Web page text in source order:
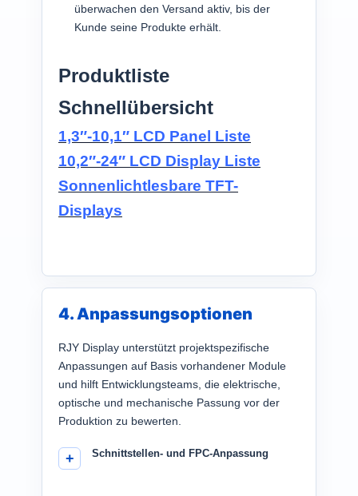
überwachen den Versand aktiv, bis der
Kunde seine Produkte erhält.
Produktliste
Schnellübersicht
1,3″-10,1″ LCD Panel Liste
10,2″-24″ LCD Display Liste
Sonnenlichtlesbare TFT-
Displays
4. Anpassungsoptionen
RJY Display unterstützt projektspezifische
Anpassungen auf Basis vorhandener Module
und hilft Entwicklungsteams, die elektrische,
optische und mechanische Passung vor der
Produktion zu bewerten.
Schnittstellen- und FPC-Anpassung